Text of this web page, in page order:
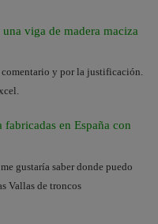
viga de madera maciza
y por la justificación.
fabricadas en España con
gustaría saber donde puedo
Vallas de troncos